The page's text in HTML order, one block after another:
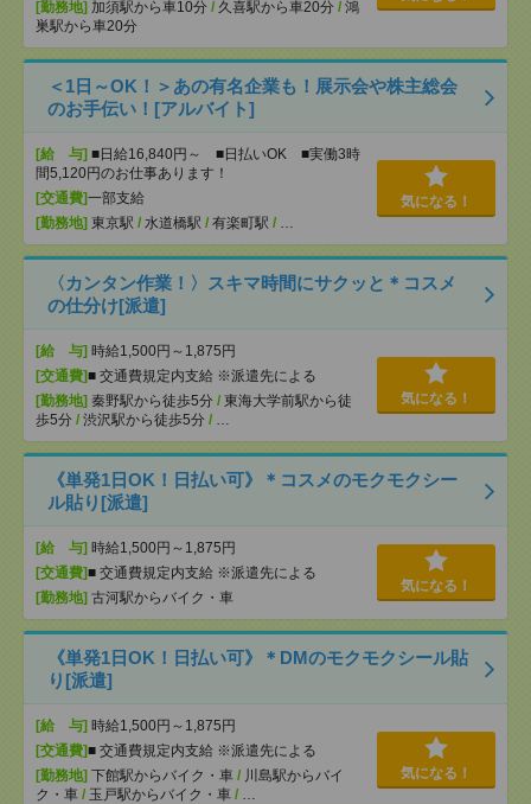
[勤務地] 加須駅から車10分 / 久喜駅から車20分 / 鴻
巣駅から車20分
＜1日～OK！＞あの有名企業も！展示会や株主総会
のお手伝い！[アルバイト]
[給 与] ■日給16,840円～ ■日払いOK ■実働3時
間5,120円のお仕事あります！
[交通費]一部支給
[勤務地] 東京駅 / 水道橋駅 / 有楽町駅 / …
気になる！
〈カンタン作業！〉スキマ時間にサクッと＊コスメ
の仕分け[派遣]
[給 与] 時給1,500円～1,875円
[交通費]■ 交通費規定内支給 ※派遣先による
[勤務地] 秦野駅から徒歩5分 / 東海大学前駅から徒
歩5分 / 渋沢駅から徒歩5分 / …
気になる！
《単発1日OK！日払い可》＊コスメのモクモクシー
ル貼り[派遣]
[給 与] 時給1,500円～1,875円
[交通費]■ 交通費規定内支給 ※派遣先による
[勤務地] 古河駅からバイク・車
気になる！
《単発1日OK！日払い可》＊DMのモクモクシール貼
り[派遣]
[給 与] 時給1,500円～1,875円
[交通費]■ 交通費規定内支給 ※派遣先による
[勤務地] 下館駅からバイク・車 / 川島駅からバイ
ク・車 / 玉戸駅からバイク・車 / …
気になる！